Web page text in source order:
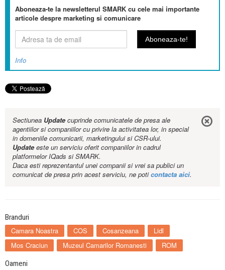
Aboneaza-te la newsletterul SMARK cu cele mai importante
articole despre marketing si comunicare
Info
Sectiunea Updatecuprinde comunicatele de presa ale
agentiilor si companiilor cu privire la activitatea lor, in special
in domeniile comunicarii, marketingului si CSR-ului.
Updateeste un serviciu oferit companiilor in cadrul
platformelor IQads si SMARK.
Daca esti reprezentantul unei companii si vrei sa publici un
comunicat de presa prin acest serviciu, ne poticontacta aici.
Branduri
Camara Noastra COS Cosanzeana
Lidl
Mos Craciun
Muzeul Camarilor Romanesti ROM
Oameni